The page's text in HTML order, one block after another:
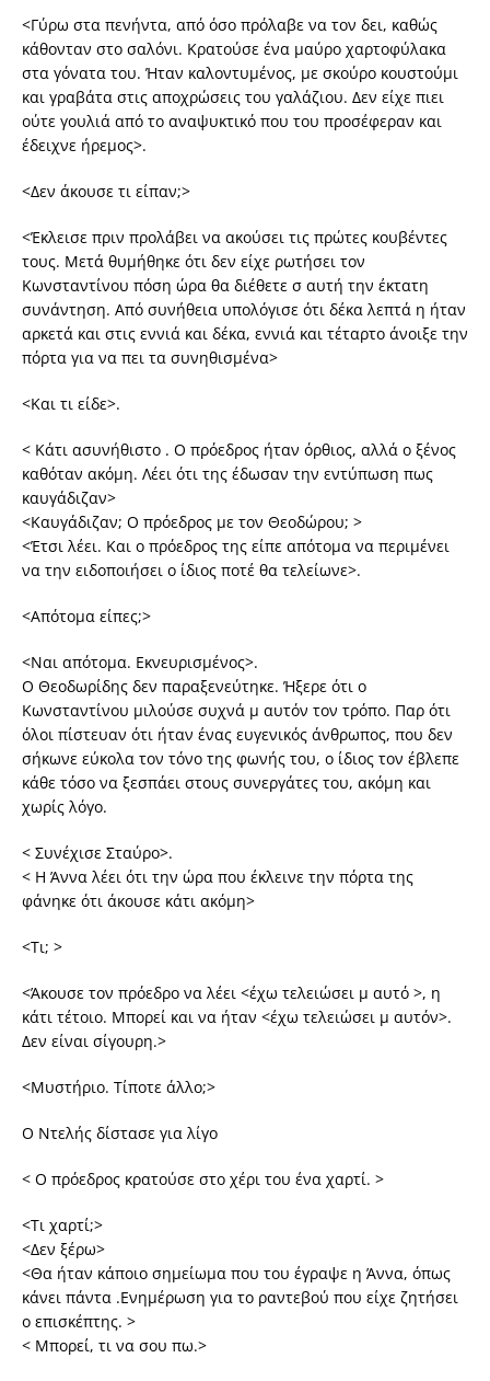
<Γύρω στα πενήντα, από όσο πρόλαβε να τον δει, καθώς
κάθονταν στο σαλόνι. Κρατούσε ένα μαύρο χαρτοφύλακα
στα γόνατα του. Ήταν καλοντυμένος, με σκούρο κουστούμι
και γραβάτα στις αποχρώσεις του γαλάζιου. Δεν είχε πιει
ούτε γουλιά από το αναψυκτικό που του προσέφεραν και
έδειχνε ήρεμος>.
<Δεν άκουσε τι είπαν;>
<Έκλεισε πριν προλάβει να ακούσει τις πρώτες κουβέντες
τους. Μετά θυμήθηκε ότι δεν είχε ρωτήσει τον
Κωνσταντίνου πόση ώρα θα διέθετε σ αυτή την έκτατη
συνάντηση. Από συνήθεια υπολόγισε ότι δέκα λεπτά η ήταν
αρκετά και στις εννιά και δέκα, εννιά και τέταρτο άνοιξε την
πόρτα για να πει τα συνηθισμένα>
<Και τι είδε>.
< Κάτι ασυνήθιστο . Ο πρόεδρος ήταν όρθιος, αλλά ο ξένος
καθόταν ακόμη. Λέει ότι της έδωσαν την εντύπωση πως
καυγάδιζαν>
<Καυγάδιζαν; Ο πρόεδρος με τον Θεοδώρου; >
<Έτσι λέει. Και ο πρόεδρος της είπε απότομα να περιμένει
να την ειδοποιήσει ο ίδιος ποτέ θα τελείωνε>.
<Απότομα είπες;>
<Ναι απότομα. Εκνευρισμένος>.
Ο Θεοδωρίδης δεν παραξενεύτηκε. Ήξερε ότι ο
Κωνσταντίνου μιλούσε συχνά μ αυτόν τον τρόπο. Παρ ότι
όλοι πίστευαν ότι ήταν ένας ευγενικός άνθρωπος, που δεν
σήκωνε εύκολα τον τόνο της φωνής του, ο ίδιος τον έβλεπε
κάθε τόσο να ξεσπάει στους συνεργάτες του, ακόμη και
χωρίς λόγο.
< Συνέχισε Σταύρο>.
< Η Άννα λέει ότι την ώρα που έκλεινε την πόρτα της
φάνηκε ότι άκουσε κάτι ακόμη>
<Τι; >
<Άκουσε τον πρόεδρο να λέει <έχω τελειώσει μ αυτό >, η
κάτι τέτοιο. Μπορεί και να ήταν <έχω τελειώσει μ αυτόν>.
Δεν είναι σίγουρη.>
<Μυστήριο. Τίποτε άλλο;>
Ο Ντελής δίστασε για λίγο
< Ο πρόεδρος κρατούσε στο χέρι του ένα χαρτί. >
<Τι χαρτί;>
<Δεν ξέρω>
<Θα ήταν κάποιο σημείωμα που του έγραψε η Άννα, όπως
κάνει πάντα .Ενημέρωση για το ραντεβού που είχε ζητήσει
ο επισκέπτης. >
< Μπορεί, τι να σου πω.>